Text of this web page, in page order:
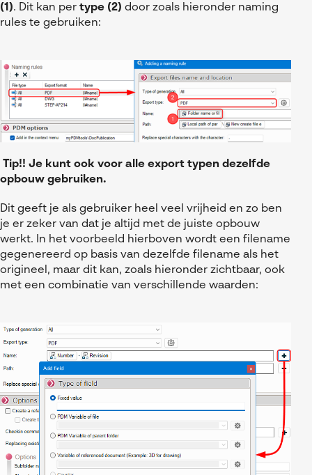
(1). Dit kan per type (2) door zoals hieronder naming
rules te gebruiken:
Tip!! Je kunt ook voor alle export typen dezelfde
opbouw gebruiken.
Dit geeft je als gebruiker heel veel vrijheid en zo ben
je er zeker van dat je altijd met de juiste opbouw
werkt. In het voorbeeld hierboven wordt een filename
gegenereerd op basis van dezelfde filename als het
origineel, maar dit kan, zoals hieronder zichtbaar, ook
met een combinatie van verschillende waarden: